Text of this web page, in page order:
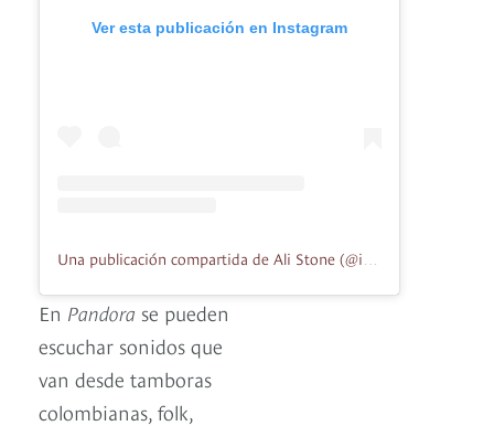
Ver esta publicación en Instagram
En Pandora se pueden
escuchar sonidos que
van desde tamboras
colombianas, folk,